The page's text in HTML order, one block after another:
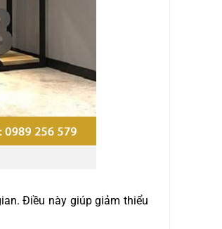
Điều này giúp giảm thiểu